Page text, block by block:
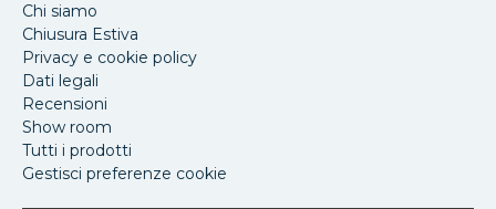
Chi siamo
Chiusura Estiva
Privacy e cookie policy
Dati legali
Recensioni
Show room
Tutti i prodotti
Gestisci preferenze cookie